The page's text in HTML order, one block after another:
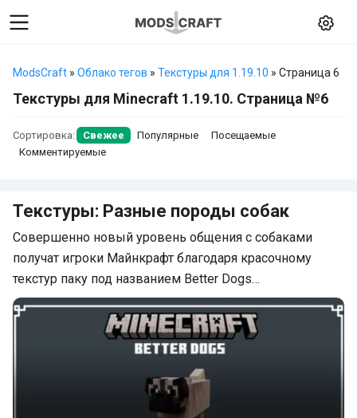
ModsCraft » Облако тегов » Текстуры для 1.19.10 » Страница 6
Текстуры для Minecraft 1.19.10. Страница №6
Сортировка: Свежее Популярные
Посещаемые
Комментируемые
Текстуры: Разные породы собак
Совершенно новый уровень общения с собаками
получат игроки Майнкрафт благодаря красочному
текстур паку под названием Better Dogs…